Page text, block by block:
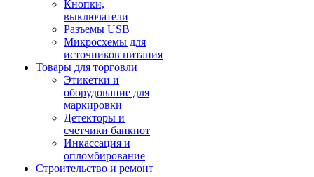
Кнопки,
выключатели
Разъемы USB
Микросхемы для
источников питания
Товары для торговли
Этикетки и
оборудование для
маркировки
Детекторы и
счетчики банкнот
Инкассация и
опломбирование
Строительство и ремонт